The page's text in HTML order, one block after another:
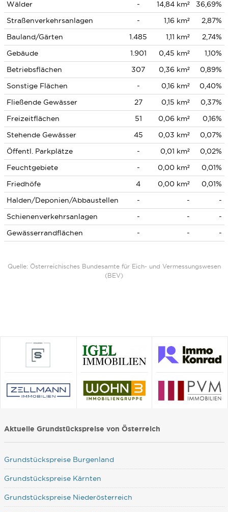
Wälder - 14,84 km²
36,69%
Straßenverkehrsanlagen
- 1,16 km²
2,87%
Bauland/Gärten
1.485 1,11 km²
2,74%
Gebäude
1.901 0,45 km²
1,10%
Betriebsflächen
307 0,36 km²
0,89%
Sonstige Flächen
- 0,16 km²
0,40%
Fließende Gewässer
27 0,15 km²
0,37%
Freizeitflächen
51 0,06 km²
0,16%
Stehende Gewässer
45 0,03 km²
0,07%
Öffentl. Parkplätze
- 0,01 km²
0,02%
Feuchtgebiete
- 0,00 km²
0,01%
Friedhöfe
4 0,00 km²
0,01%
Halden/Deponien/Abbaustellen
- -
-
Schienenverkehrsanlagen
- -
-
Gewässerrandflächen
- - -
Quelle: Österreichisches Bundesamte für Eich- und Vermessungswesen
(BEV)
Aktuelle Grundstückspreise von Österreich
Grundstückspreise Burgenland
Grundstückspreise Kärnten
Grundstückspreise Niederösterreich